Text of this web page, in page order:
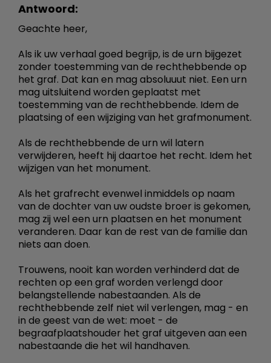
Antwoord:
Geachte heer,
Als ik uw verhaal goed begrijp, is de urn bijgezet
zonder toestemming van de rechthebbende op
het graf. Dat kan en mag absoluuut niet. Een urn
mag uitsluitend worden geplaatst met
toestemming van de rechthebbende. Idem de
plaatsing of een wijziging van het grafmonument.
Als de rechthebbende de urn wil latern
verwijderen, heeft hij daartoe het recht. Idem het
wijzigen van het monument.
Als het grafrecht evenwel inmiddels op naam
van de dochter van uw oudste broer is gekomen,
mag zij wel een urn plaatsen en het monument
veranderen. Daar kan de rest van de familie dan
niets aan doen.
Trouwens, nooit kan worden verhinderd dat de
rechten op een graf worden verlengd door
belangstellende nabestaanden. Als de
rechthebbende zelf niet wil verlengen, mag - en
in de geest van de wet: moet - de
begraafplaatshouder het graf uitgeven aan een
nabestaande die het wil handhaven.